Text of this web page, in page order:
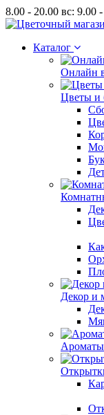
8.00 - 20.00 вс: 9.00
Каталог
Онлайн
Цветы и
Декор и
Ароматы